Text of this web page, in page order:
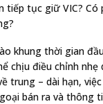
tiếp tục giữ VIC? Có
khung thời gian
chịu điều chỉnh
trung – dài hạn,
bán ra và thông